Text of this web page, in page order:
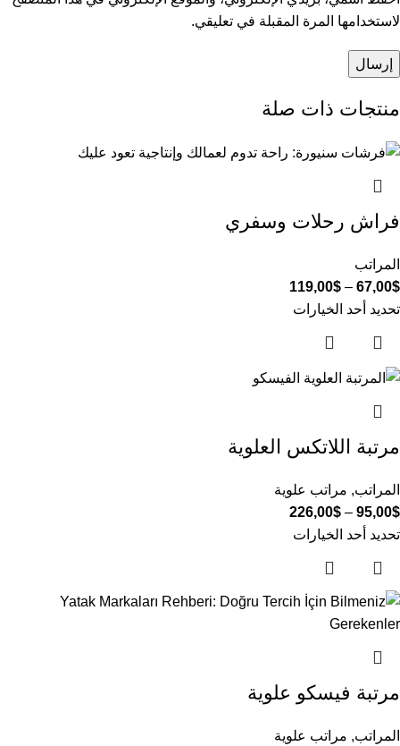
لاستخدامها المرة المقبلة في تعليقي.
منتجات ذات صلة
فراش رحلات وسفري
المراتب
67,00$
–
119,00$
تحديد أحد الخيارات
مرتبة اللاتكس العلوية
المراتب, مراتب علوية
95,00$
–
226,00$
تحديد أحد الخيارات
مرتبة فيسكو علوية
المراتب, مراتب علوية